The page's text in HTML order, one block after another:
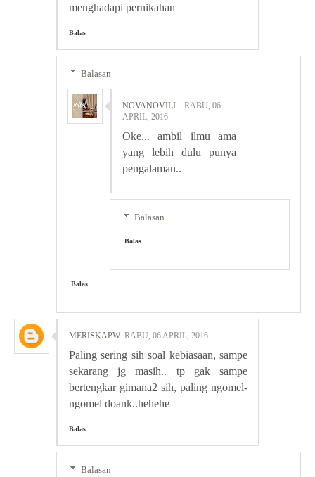
menghadapi pernikahan
Balas
Balasan
NOVANOVILI
RABU, 06
APRIL, 2016
Oke... ambil ilmu ama
yang lebih dulu punya
pengalaman..
Balasan
Balas
Balas
MERISKAPW RABU, 06 APRIL, 2016
Paling sering sih soal kebiasaan, sampe
sekarang jg masih.. tp gak sampe
bertengkar gimana2 sih, paling ngomel-
ngomel doank..hehehe
Balas
Balasan